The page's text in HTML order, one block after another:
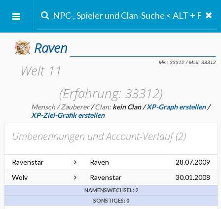
Raven
Welt 11
(Erfahrung: 33312)
Mensch / Zauberer/Clan: kein Clan/XP-Graph erstellen/
XP-Ziel-Grafik erstellen
Umbenennungen und Account-Verlauf (2)
Ravenstar Raven
28.07.2009
Wolv
Ravenstar 30.01.2008
NAMENSWECHSEL: 2
SONSTIGES: 0